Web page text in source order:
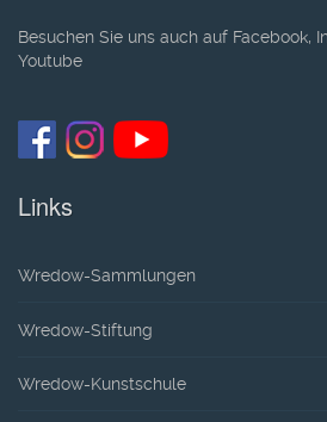
Besuchen Sie uns auch auf Facebook,
Youtube
Links
Wredow-Sammlungen
Wredow-Stiftung
Wredow-Kunstschule